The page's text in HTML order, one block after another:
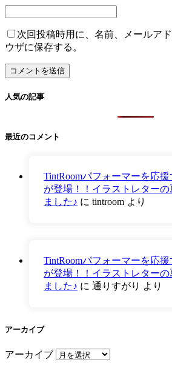
次回投稿時用に、名前、メールア
ウザに保存する。
人気の記事
最近のコメント
TintRoomパフォーマーを応
が登場！！イラストレター
ました♪ に tintroom より
TintRoomパフォーマーを応
が登場！！イラストレター
ました♪ に 通りすがり より
アーカイブ
アーカイブ